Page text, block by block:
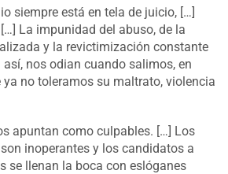
siempre está en tela de juicio, […]
La impunidad del abuso, de la
y la revictimización constante
nos odian cuando salimos, en
ya no toleramos su maltrato, violencia
apuntan como culpables. […] Los
inoperantes y los candidatos a
se llenan la boca con eslóganes